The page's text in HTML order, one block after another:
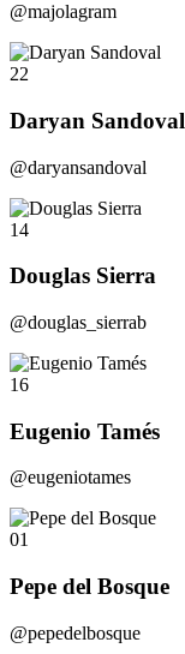
@majolagram
22
Daryan Sandoval
@daryansandoval
14
Douglas Sierra
@douglas_sierrab
16
Eugenio Tamés
@eugeniotames
01
Pepe del Bosque
@pepedelbosque